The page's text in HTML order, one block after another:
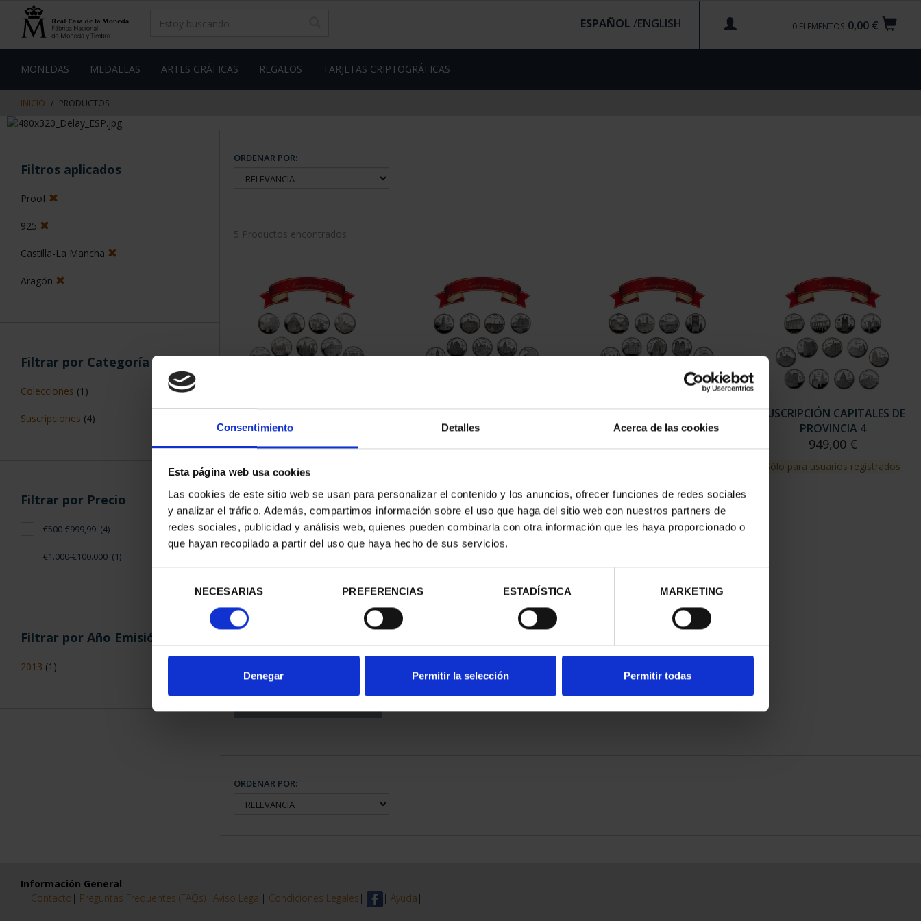
Consentimiento Detalles Acerca de las cookies
Esta página web usa cookies
Las cookies de este sitio web se usan para personalizar el contenido y los anuncios, ofrecer funciones de redes sociales
y analizar el tráfico. Además, compartimos información sobre el uso que haga del sitio web con nuestros partners de
redes sociales, publicidad y análisis web, quienes pueden combinarla con otra información que les haya proporcionado o
que hayan recopilado a partir del uso que haya hecho de sus servicios.
consentimiento
NECESARIAS PREFERENCIAS ESTADÍSTICA MARKETING
Denegar Permitir la selección Permitir todas
contenido
de
0,00 €
0 ELEMENTOS
ESPAÑOL /
MONEDAS MEDALLAS ARTES GRÁFICAS REGALOS TARJETAS CRIPTOGRÁFICAS
INICIO PRODUCTOS
Filtros aplicados
Proof
925
Castilla-La Mancha
Aragón
Filtrar por Categoría
Colecciones (1)
Suscripciones (4)
Filtrar por Precio
€500-€999,99 (4)
€1.000-€100.000 (1)
Filtrar por Año Emisión
2013 (1)
ORDENAR POR:
5 Productos encontrados
SUSCRIPCIÓN CAPITALES DE
PROVINCIA 1
949,00 €
Sólo para usuarios registrados
SUSCRIPCIÓN CAPITALES DE
PROVINCIA 2
949,00 €
SUSCRIPCIÓN CAPITALES DE
PROVINCIA 3
949,00 €
SUSCRIPCIÓN CAPITALES DE
PROVINCIA 4
949,00 €
Sólo para usuarios registrados
COLECCION COMPLET...
3.796,00 €
ORDENAR POR:
Información General
Contacto | Preguntas Frequentes (FAQs)| Aviso Legal | Condiciones Legales | | Ayuda |